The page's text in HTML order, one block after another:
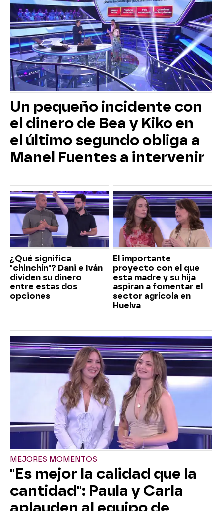
Un pequeño incidente con
el dinero de Bea y Kiko en
el último segundo obliga a
Manel Fuentes a intervenir
¿Qué significa
"chinchín"? Dani e Iván
dividen su dinero
entre estas dos
opciones
El importante
proyecto con el que
esta madre y su hija
aspiran a fomentar el
sector agrícola en
Huelva
MEJORES MOMENTOS
"Es mejor la calidad que la
cantidad": Paula y Carla